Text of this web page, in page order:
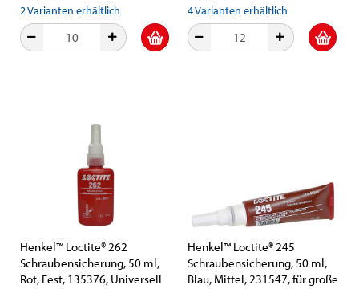
2Varianten erhältlich 4Varianten erhältlich
Henkel™ Loctite® 262
Schraubensicherung, 50 ml,
Rot, Fest, 135376, Universell
Henkel™ Loctite® 245
Schraubensicherung, 50 ml,
Blau, Mittel, 231547, für große